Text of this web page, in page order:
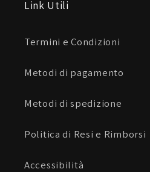
Link Utili
Termini e Condizioni
Metodi di pagamento
Metodi di spedizione
Politica di Resi e Rimborsi
Accessibilità